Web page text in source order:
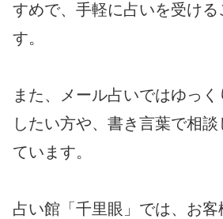
すめで、手軽に占いを受ける
す。
また、メール占いではゆっ
したい方や、書き言葉で相
ています。
占い館「千里眼」では、お